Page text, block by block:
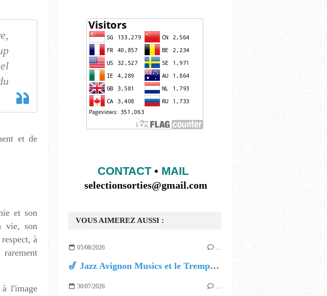
et de
et son
vie, son
à
l'image
VOUS AIMEREZ AUSSI :
05/08/2026 …
🎷 Jazz Avignon Musics et le Tremplin Jazz (34ème édition)
30/07/2026 …
CONTACT• MAIL
selectionsorties@gmail.com